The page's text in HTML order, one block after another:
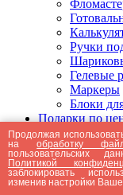
Ручки
Гелевые
Маркеры
Блоки
Подарки по
Подарки
Подарки
Подарки
Подарки
Подарки
Продолжая
наобработку
пользовательских
Политикой
заблокировать
изменив настройки